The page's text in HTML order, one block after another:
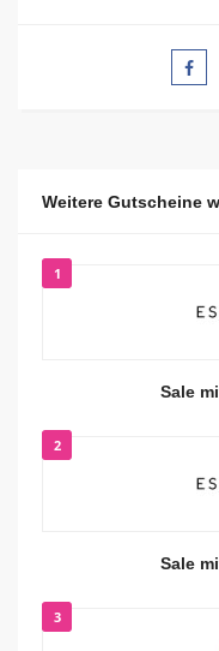
Weitere Gutscheine
1
Sale
2
Sale
3